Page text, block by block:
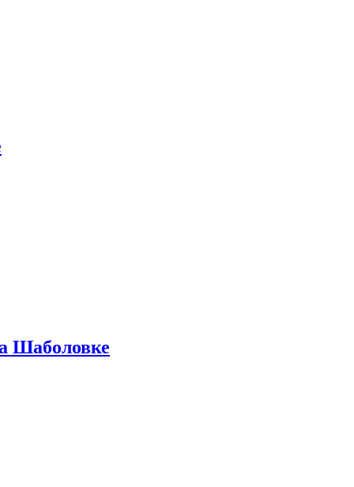
Шаболовке